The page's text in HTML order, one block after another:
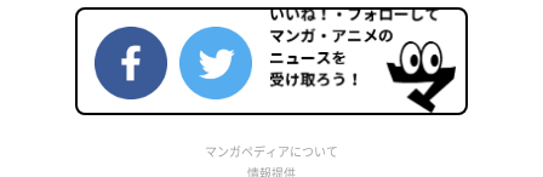
マンガペディアについて
情報提供